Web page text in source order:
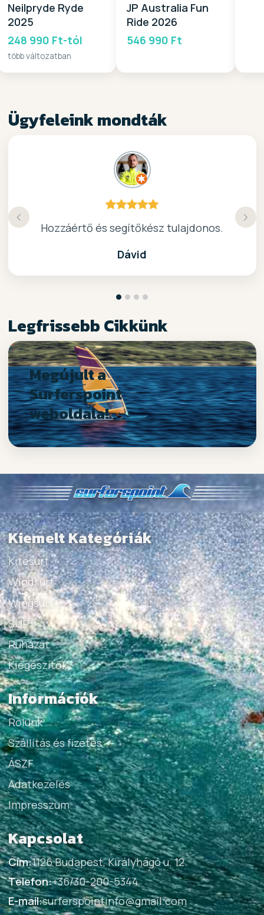
Neilpryde Ryde
2025
248 990 Ft-tól
több változatban
JP Australia Fun
Ride 2026
546 990 Ft
Ügyfeleink mondták
Hozzáértő és segítőkész tulajdonos.
Dávid
kiváló surf-ös bolt .. ajánlom!
Nagyon kedves elado, jo kis bolt :)
Köszönöm a gyors, barátságos kiszolgálast.
Legfrissebb Cikkünk
Megújult a
Surferspoint
weboldala!
Kiemelt Kategóriák
Kitesurf
Windsurf
Wingsurf
SUP
Ruházat
Kiegészítők
Információk
Rólunk
Szállítás és fizetés
ÁSZF
Adatkezelés
Impresszum
Kapcsolat
Cím:1126 Budapest, Királyhágó u. 12.
Telefon:+36/30-200-5344
E-mail:surferspointinfo@gmail.com